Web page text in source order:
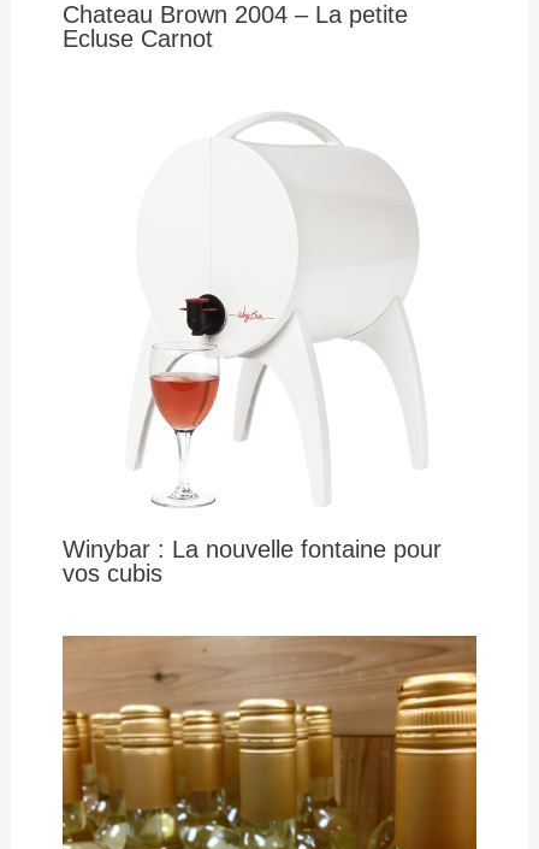
Chateau Brown 2004 – La petite
Ecluse Carnot
Winybar : La nouvelle fontaine pour
vos cubis